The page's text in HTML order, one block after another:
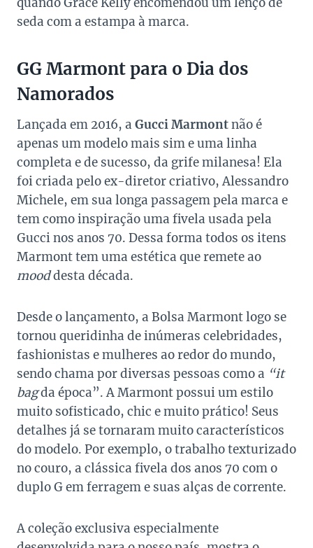
seda com a estampa à marca.
GG Marmont para o Dia dos
Namorados
Lançada em 2016, a Gucci Marmontnão é
apenas um modelo mais sim e uma linha
completa e de sucesso, da grife milanesa! Ela
foi criada pelo ex-diretor criativo, Alessandro
Michele, em sua longa passagem pela marca e
tem como inspiração uma fivela usada pela
Gucci nos anos 70. Dessa forma todos os itens
Marmont tem uma estética que remete ao
mooddesta década.
Desde o lançamento, a Bolsa Marmont logo se
tornou queridinha de inúmeras celebridades,
fashionistas e mulheres ao redor do mundo,
sendo chama por diversas pessoas como a “it
bagda época”. A Marmont possui um estilo
muito sofisticado, chic e muito prático! Seus
detalhes já se tornaram muito característicos
do modelo. Por exemplo, o trabalho texturizado
no couro, a clássica fivela dos anos 70 com o
duplo G em ferragem e suas alças de corrente.
A coleção exclusiva especialmente